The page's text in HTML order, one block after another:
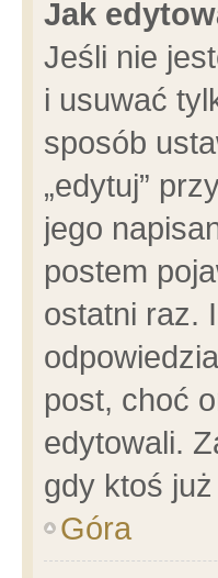
Jak
Jeśli nie
i usuwać
sposób
„edytuj”
jego
postem
ostatni raz.
post, choć
edytowali.
gdy ktoś już
Góra